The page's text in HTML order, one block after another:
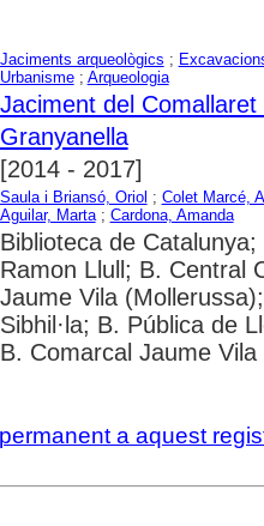
Jaciments arqueològics ;
Urbanisme; Arqueologia
Jaciment del
Granyanella
[2014 - 2017]
Saula i Briansó, Oriol ; Colet Marcé,
Aguilar, Marta; Cardona, Amanda
Biblioteca de
Ramon Llull; B. Central
Jaume Vila
Sibhil·la; B. Pública de
B. Comarcal Jaume
a aquest